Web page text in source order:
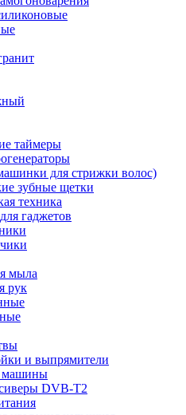
таймеры
для стрижки волос)
зубные щетки
техника
гаджетов
мыла
рук
и выпрямители
машины
DVB-T2